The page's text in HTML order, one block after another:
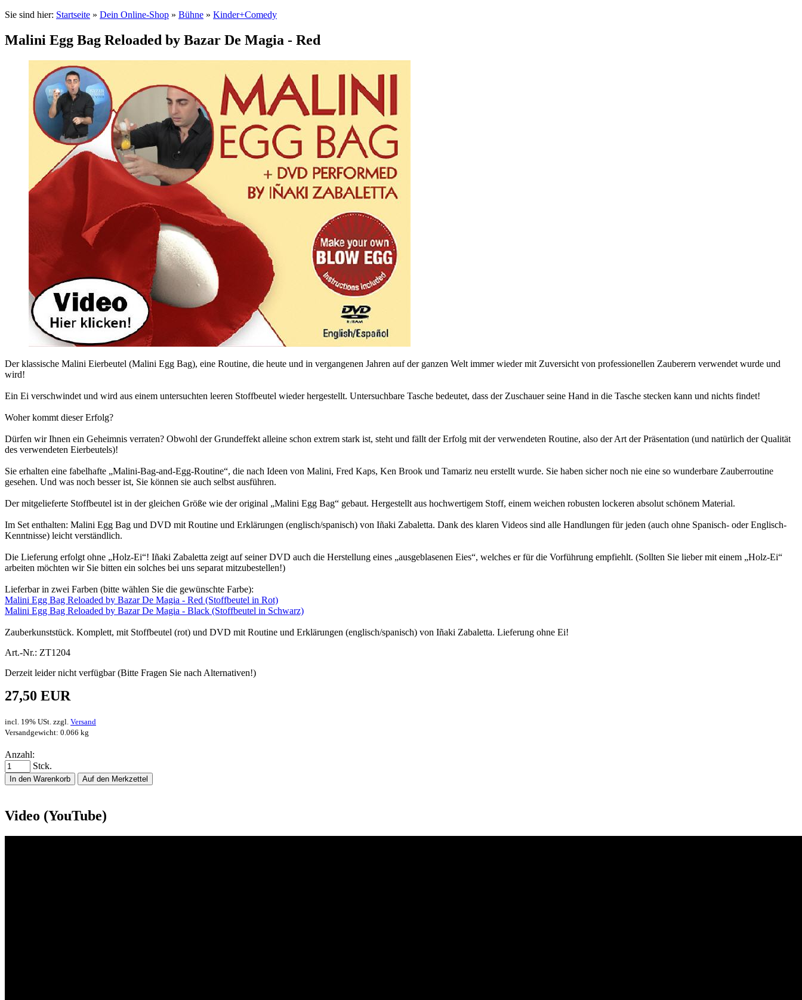
Sie sind hier: Startseite » Dein Online-Shop » Bühne » Kinder+Comedy
Malini Egg Bag Reloaded by Bazar De Magia - Red
Der klassische Malini Eierbeutel (Malini Egg Bag), eine Routine, die heute und in vergangenen Jahren auf der ganzen Welt immer wieder mit Zuversicht von professionellen Zauberern verwendet wurde und
wird!
Ein Ei verschwindet und wird aus einem untersuchten leeren Stoffbeutel wieder hergestellt. Untersuchbare Tasche bedeutet, dass der Zuschauer seine Hand in die Tasche stecken kann und nichts findet!
Woher kommt dieser Erfolg?
Dürfen wir Ihnen ein Geheimnis verraten? Obwohl der Grundeffekt alleine schon extrem stark ist, steht und fällt der Erfolg mit der verwendeten Routine, also der Art der Präsentation (und natürlich der Qualität
des verwendeten Eierbeutels)!
Sie erhalten eine fabelhafte „Malini-Bag-and-Egg-Routine“, die nach Ideen von Malini, Fred Kaps, Ken Brook und Tamariz neu erstellt wurde. Sie haben sicher noch nie eine so wunderbare Zauberroutine
gesehen. Und was noch besser ist, Sie können sie auch selbst ausführen.
Der mitgelieferte Stoffbeutel ist in der gleichen Größe wie der original „Malini Egg Bag“ gebaut. Hergestellt aus hochwertigem Stoff, einem weichen robusten lockeren absolut schönem Material.
Im Set enthalten: Malini Egg Bag und DVD mit Routine und Erklärungen (englisch/spanisch) von Iñaki Zabaletta. Dank des klaren Videos sind alle Handlungen für jeden (auch ohne Spanisch- oder Englisch-
Kenntnisse) leicht verständlich.
Die Lieferung erfolgt ohne „Holz-Ei“! Iñaki Zabaletta zeigt auf seiner DVD auch die Herstellung eines „ausgeblasenen Eies“, welches er für die Vorführung empfiehlt. (Sollten Sie lieber mit einem „Holz-Ei“
arbeiten möchten wir Sie bitten ein solches bei uns separat mitzubestellen!)
Lieferbar in zwei Farben (bitte wählen Sie die gewünschte Farbe):
Malini Egg Bag Reloaded by Bazar De Magia - Red (Stoffbeutel in Rot)
Malini Egg Bag Reloaded by Bazar De Magia - Black (Stoffbeutel in Schwarz)
Zauberkunststück. Komplett, mit Stoffbeutel (rot) und DVD mit Routine und Erklärungen (englisch/spanisch) von Iñaki Zabaletta. Lieferung ohne Ei!
Art.-Nr.: ZT1204
Derzeit leider nicht verfügbar (Bitte Fragen Sie nach Alternativen!)
27,50 EUR
incl. 19% USt. zzgl. Versand
Versandgewicht: 0.066 kg
Anzahl:
Stck.
In den Warenkorb Auf den Merkzettel
Video (YouTube)